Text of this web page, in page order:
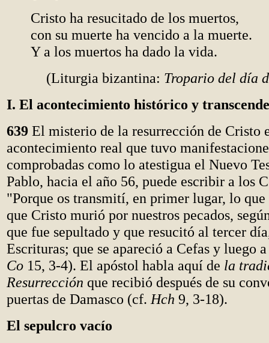
Cristo ha resucitado de los muertos,
con su muerte ha vencido a la muerte.
Y a los muertos ha dado la vida.
(Liturgia bizantina: Tropario del día
I. El acontecimiento histórico y
639 El misterio de la resurrección de Cristo
acontecimiento real que tuvo
comprobadas como lo atestigua el Nuevo
Pablo, hacia el año 56, puede escribir a los
"Porque os transmití, en primer lugar, lo
que Cristo murió por nuestros pecados,
que fue sepultado y que resucitó al tercer
Escrituras; que se apareció a Cefas y luego
Co 15, 3-4). El apóstol habla aquí de la
Resurrección que recibió después de su
puertas de Damasco (cf. Hch 9, 3-18).
El sepulcro vacío